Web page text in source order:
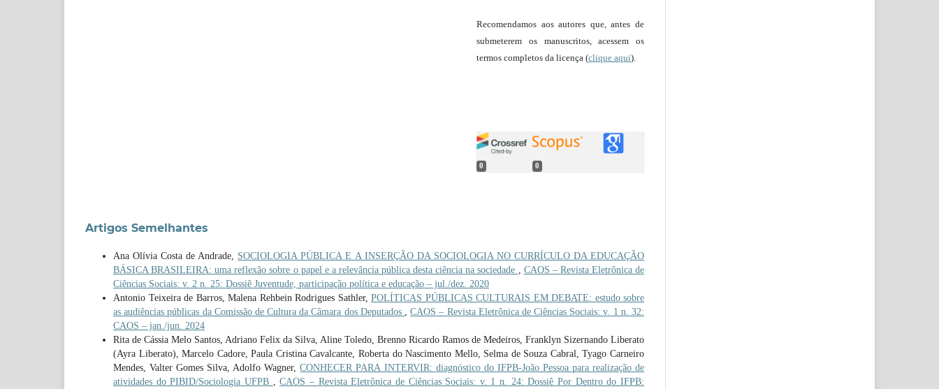
Recomendamos aos autores que, antes de
submeterem os manuscritos, acessem os
termos completos da licença (clique aqui).
0 0
Artigos Semelhantes
Ana Olívia Costa de Andrade, SOCIOLOGIA PÚBLICA E A INSERÇÃO DA SOCIOLOGIA NO CURRÍCULO DA EDUCAÇÃO
BÁSICA BRASILEIRA: uma reflexão sobre o papel e a relevância pública desta ciência na sociedade
CAOS – Revista Eletrônica de
Ciências Sociais: v. 2 n. 25: Dossiê Juventude, participação política e educação – jul./dez. 2020
Antonio Teixeira de Barros, Malena Rehbein Rodrigues Sathler, POLÍTICAS PÚBLICAS CULTURAIS EM DEBATE: estudo sobre
as audiências públicas da Comissão de Cultura da Câmara dos Deputados
,CAOS – Revista Eletrônica de Ciências Sociais: v. 1 n. 32:
CAOS – jan./jun. 2024
Rita de Cássia Melo Santos, Adriano Felix da Silva, Aline Toledo, Brenno Ricardo Ramos de Medeiros, Franklyn Sizernando Liberato
(Ayra Liberato), Marcelo Cadore, Paula Cristina Cavalcante, Roberta do Nascimento Mello, Selma de Souza Cabral, Tyago Carneiro
Mendes, Valter Gomes Silva, Adolfo Wagner,CONHECER PARA INTERVIR: diagnóstico do IFPB-João Pessoa para realização de
atividades do PIBID/Sociologia UFPB
,CAOS – Revista Eletrônica de Ciências Sociais: v. 1 n. 24: Dossiê Por Dentro do IFPB: